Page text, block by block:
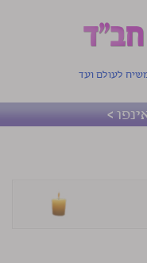
לעולם ועד
>